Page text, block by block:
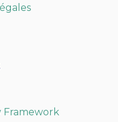
Framework